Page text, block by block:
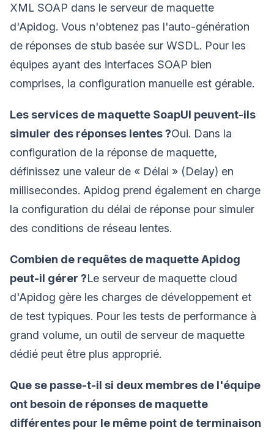
XML SOAP dans le serveur de maquette
d'Apidog. Vous n'obtenez pas l'auto-génération
de réponses de stub basée sur WSDL. Pour les
équipes ayant des interfaces SOAP bien
comprises, la configuration manuelle est gérable.
Les services de maquette SoapUI peuvent-ils
simuler des réponses lentes ?Oui. Dans la
configuration de la réponse de maquette,
définissez une valeur de « Délai » (Delay) en
millisecondes. Apidog prend également en charge
la configuration du délai de réponse pour simuler
des conditions de réseau lentes.
Combien de requêtes de maquette Apidog
peut-il gérer ?Le serveur de maquette cloud
d'Apidog gère les charges de développement et
de test typiques. Pour les tests de performance à
grand volume, un outil de serveur de maquette
dédié peut être plus approprié.
Que se passe-t-il si deux membres de l'équipe
ont besoin de réponses de maquette
différentes pour le même point de terminaison